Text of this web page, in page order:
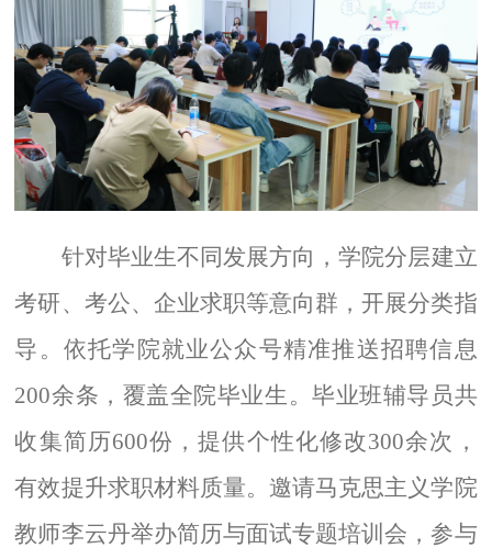
针对毕业生不同发展方向，学院分层建立
考研、考公、企业求职等意向群，开展分类指
导。依托学院就业公众号精准推送招聘信息
200余条，覆盖全院毕业生。毕业班辅导员共
收集简历600份，提供个性化修改300余次，
有效提升求职材料质量。邀请马克思主义学院
教师李云丹举办简历与面试专题培训会，参与